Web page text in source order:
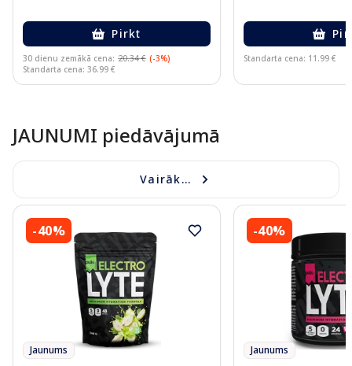
Pirkt
30 dienu zemākā cena: 20.34 € (-3%)
Standarta cena: 36.99 €
Standarta cena: 11.99 €
JAUNUMI piedāvājumā
Vairāk...
-40%
Jaunums
-40%
Jaunums